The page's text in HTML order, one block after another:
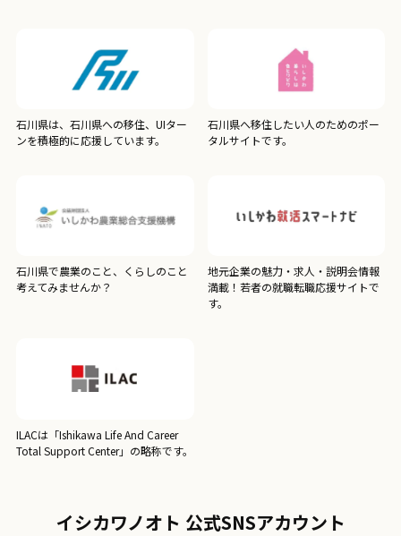
石川県は、石川県への移住、UIター
ンを積極的に応援しています。
石川県へ移住したい人のためのポー
タルサイトです。
石川県で農業のこと、くらしのこと
考えてみませんか？
地元企業の魅力・求人・説明会情報
満載！若者の就職転職応援サイトで
す。
ILACは「Ishikawa Life And Career
Total Support Center」の略称です。
イシカワノオト 公式SNSアカウント